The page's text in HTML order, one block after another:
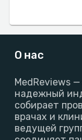
О нас
MedReviews
надежный
собирает
врачах и
ведущей